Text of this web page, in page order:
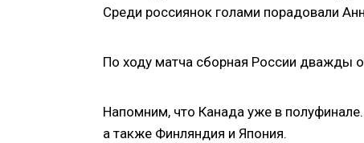
Среди россиянок голами порадовали
По ходу матча сборная России дважды
Напомним, что Канада уже в
а также Финляндия и Япония.